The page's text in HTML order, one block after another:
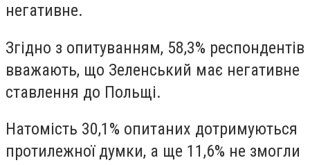
негативне.
Згідно з опитуванням, 58,3% респондентів
вважають, що Зеленський має негативне
ставлення до Польщі.
Натомість 30,1% опитаних дотримуються
протилежної думки, а ще 11,6% не змогли